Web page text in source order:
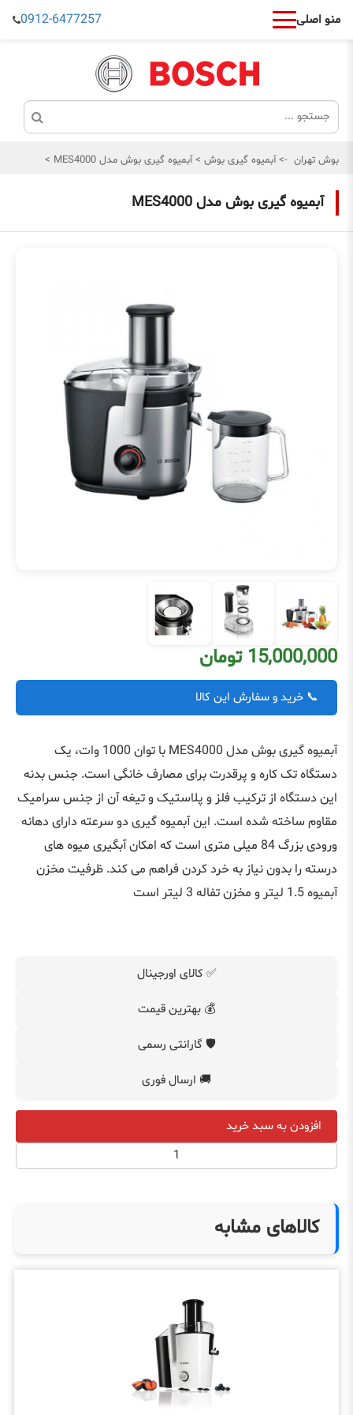
منو اصلی 0912-6477257
بوش تهران ->آبمیوه گیری بوش >آبمیوه گیری بوش مدل MES4000 >
آبمیوه گیری بوش مدل MES4000
15,000,000 تومان
📞 خرید و سفارش این کالا
آبمیوه گیری بوش مدل MES4000 با توان 1000 وات، یک
دستگاه تک کاره و پرقدرت برای مصارف خانگی است. جنس بدنه
این دستگاه از ترکیب فلز و پلاستیک و تیغه آن از جنس سرامیک
مقاوم ساخته شده است. این آبمیوه گیری دو سرعته دارای دهانه
ورودی بزرگ 84 میلی متری است که امکان آبگیری میوه های
درسته را بدون نیاز به خرد کردن فراهم می کند. ظرفیت مخزن
آبمیوه 1.5 لیتر و مخزن تفاله 3 لیتر است
✅ کالای اورجینال
💰 بهترین قیمت
🛡️ گارانتی رسمی
🚚 ارسال فوری
افزودن به سبد خرید
کالاهای مشابه